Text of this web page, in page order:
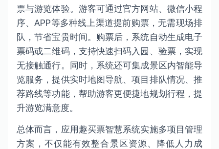
票与游览体验。游客可通过官方网站、微信小程
序、APP等多种线上渠道提前购票，无需现场排
队，节省宝贵时间。购票后，系统自动生成电子
票码或二维码，支持快速扫码入园、验票，实现
无接触通行。同时，系统还可集成景区内智能导
览服务，提供实时地图导航、项目排队情况、推
荐路线等功能，帮助游客更便捷地规划行程，提
升游览满意度。
总体而言，应用趣买票智慧系统实施多项目管理
方案，不仅能有效整合景区资源、降低人力成